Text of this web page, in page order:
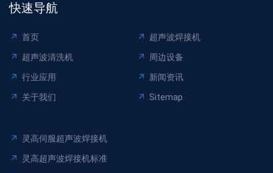
快速导航
首页 超声波焊接机
超声波清洗机 周边设备
行业应用 新闻资讯
关于我们 Sitemap
灵高伺服超声波焊接机
灵高超声波焊接机标准